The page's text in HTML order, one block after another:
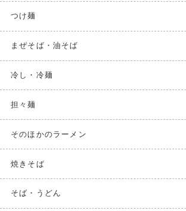
つけ麺
まぜそば・油そば
冷し・冷麺
担々麺
そのほかのラーメン
焼きそば
そば・うどん